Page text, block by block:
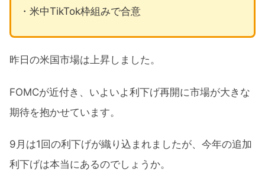
・米中TikTok枠組みで合意
昨日の米国市場は上昇しました。
FOMCが近付き、いよいよ利下げ再開に市場が大きな
期待を抱かせています。
9月は1回の利下げが織り込まれましたが、今年の追加
利下げは本当にあるのでしょうか。